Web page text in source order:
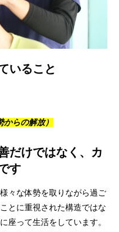
いること
らの解放）
だけではなく、カ
す
々な体勢を取りながら過ご
とに重視された構造ではな
座って生活をしています。